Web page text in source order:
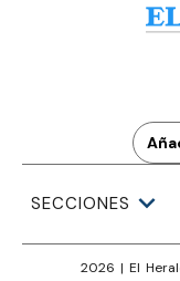
SECCIONES
2026 | El